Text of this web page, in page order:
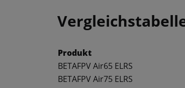
Produkt
BETAFPV Air65 ELRS
BETAFPV Air75 ELRS